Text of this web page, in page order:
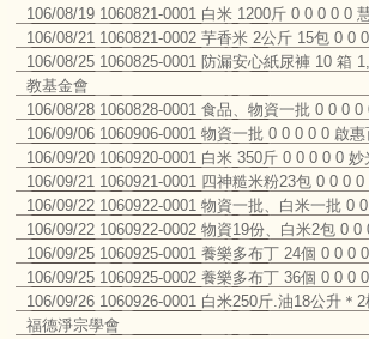
106/08/19 1060821-0001 白米 1200斤 0 0 0 0 0
106/08/21 1060821-0002 芋香米 2公斤 15包 0 0
106/08/25 1060825-0001 防漏安心紙尿褲 10 箱
教基金會
106/08/28 1060828-0001 食品、物資一批 0 0 0
106/09/06 1060906-0001 物資一批 0 0 0 0 0 啟惠
106/09/20 1060920-0001 白米 350斤 0 0 0 0 0 妙
106/09/21 1060921-0001 四神糙米粉23包 0 0 0
106/09/22 1060922-0001 物資一批、白米一批 0
106/09/22 1060922-0002 物資19份、白米2包 0 0
106/09/25 1060925-0001 養樂多布丁 24個 0 0 0
106/09/25 1060925-0002 養樂多布丁 36個 0 0 0
106/09/26 1060926-0001 白米250斤.油18公升
福德淨宗學會